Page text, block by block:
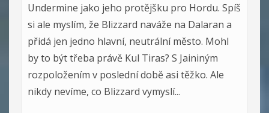
Undermine jako jeho protějšku pro Hordu. Spíš
si ale myslím, že Blizzard naváže na Dalaran a
přidá jen jedno hlavní, neutrální město. Mohl
by to být třeba právě Kul Tiras? S Jaininým
rozpoložením v poslední době asi těžko. Ale
nikdy nevíme, co Blizzard vymyslí...